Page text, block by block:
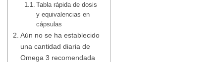
Tabla rápida de dosis
y equivalencias en
cápsulas
Aún no se ha establecido
una cantidad diaria de
Omega 3 recomendada